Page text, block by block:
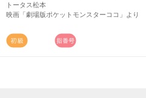
トータス松本
映画「劇場版ポケットモンスターココ」より